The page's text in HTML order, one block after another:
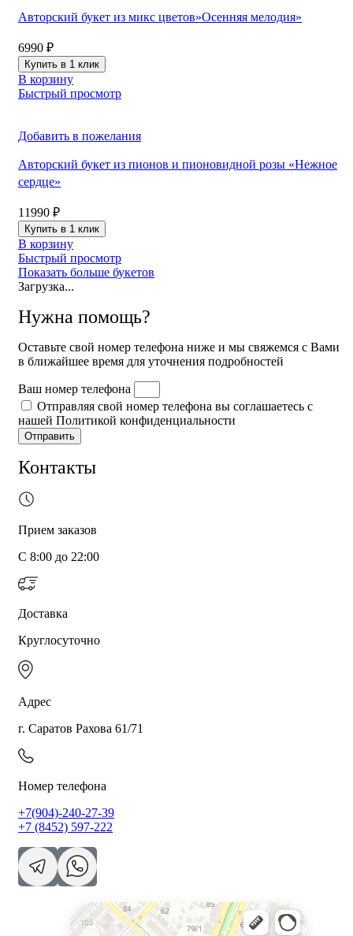
Авторский букет из микс цветов»Осенняя мелодия»
6990 ₽
Купить в 1 клик
В корзину
Быстрый просмотр
Добавить в пожелания
Авторский букет из пионов и пионовидной розы «Нежное
сердце»
11990 ₽
Купить в 1 клик
В корзину
Быстрый просмотр
Показать больше букетов
Загрузка...
Нужна помощь?
Оставьте свой номер телефона ниже и мы свяжемся с Вами
в ближайшее время для уточнения подробностей
Ваш номер телефона
Отправляя свой номер телефона вы соглашаетесь с
нашей Политикой конфиденциальности
Отправить
Контакты
Прием заказов
С 8:00 до 22:00
Доставка
Круглосуточно
Адрес
г. Саратов Рахова 61/71
Номер телефона
+7(904)-240-27-39
+7 (8452) 597-222
Валентина
Доставка цветов и букетов в Саратове
Магазин цветов в Саратове